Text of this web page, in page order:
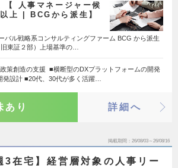
【 人事マネージャー候
上 | BCGから派生】
バル戦略系コンサルティングファーム BCG から派生
東証２部）上場基準の…
策創造の支援 ■横断型のDXプラットフォームの開発
設計 ■20代、30代が多く活躍…
あり 詳細へ
掲載期間 26/08/03～26/08/16
3在宅】経営層対象の人事リー